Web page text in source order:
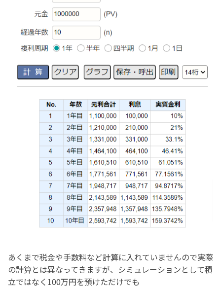
あくまで税金や手数料など計算に入れていませんので実際
の計算とは異なってきますが、シミュレーションとして積
立ではなく100万円を預けただけでも